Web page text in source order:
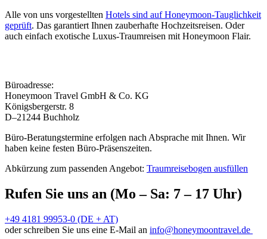
Alle von uns vorgestellten Hotels sind auf Honeymoon-Tauglichkeit
geprüft. Das garantiert Ihnen zauberhafte Hochzeitsreisen. Oder
auch einfach exotische Luxus-Traumreisen mit Honeymoon Flair.
Büroadresse:
Honeymoon Travel GmbH & Co. KG
Königsbergerstr. 8
D–21244 Buchholz
Büro-Beratungstermine erfolgen nach Absprache mit Ihnen. Wir
haben keine festen Büro-Präsenszeiten.
Abkürzung zum passenden Angebot: Traumreisebogen ausfüllen
Rufen Sie uns an (Mo – Sa: 7 – 17 Uhr)
+49 4181 99953-0 (DE + AT)
oder schreiben Sie uns eine E-Mail an info@honeymoontravel.de